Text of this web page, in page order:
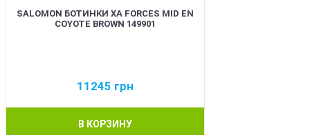
SALOMON БОТИНКИ XA FORCES MID EN
COYOTE BROWN 149901
11245 грн
В КОРЗИНУ